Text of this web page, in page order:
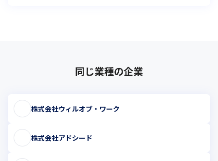
同じ業種の企業
株式会社ウィルオブ・ワーク
株式会社アドシード